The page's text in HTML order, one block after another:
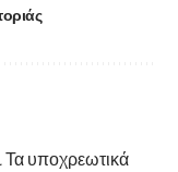
Τα υποχρεωτικά